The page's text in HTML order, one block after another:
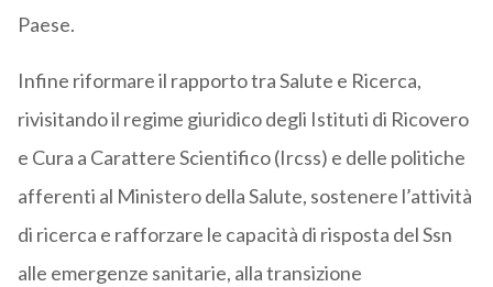
Paese.
Infine riformare il rapporto tra Salute e Ricerca,
rivisitando il regime giuridico degli Istituti di Ricovero
e Cura a Carattere Scientifico (Ircss) e delle politiche
afferenti al Ministero della Salute, sostenere l’attività
di ricerca e rafforzare le capacità di risposta del Ssn
alle emergenze sanitarie, alla transizione